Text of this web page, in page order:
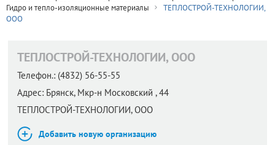
Гидро и тепло-изоляционные материалы
ТЕПЛОСТРОЙ-ТЕХНОЛОГИИ,
ООО
ТЕПЛОСТРОЙ-ТЕХНОЛОГИИ, ООО
Телефон.: (4832) 56-55-55
Адрес: Брянск, Мкр-н Московский , 44
ТЕПЛОСТРОЙ-ТЕХНОЛОГИИ, ООО
Добавить новую организацию